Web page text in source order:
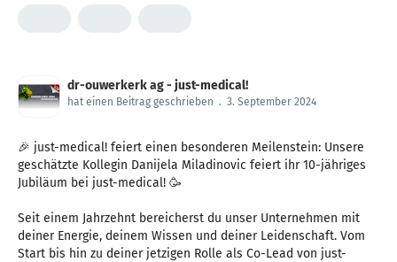
dr-ouwerkerk ag - just-medical!
hat einen Beitrag geschrieben . 3. September 2024
🎉 just-medical! feiert einen besonderen Meilenstein: Unsere
geschätzte Kollegin Danijela Miladinovic feiert ihr 10-jähriges
Jubiläum bei just-medical! 🥳
Seit einem Jahrzehnt bereicherst du unser Unternehmen mit
deiner Energie, deinem Wissen und deiner Leidenschaft. Vom
Start bis hin zu deiner jetzigen Rolle als Co-Lead von just-